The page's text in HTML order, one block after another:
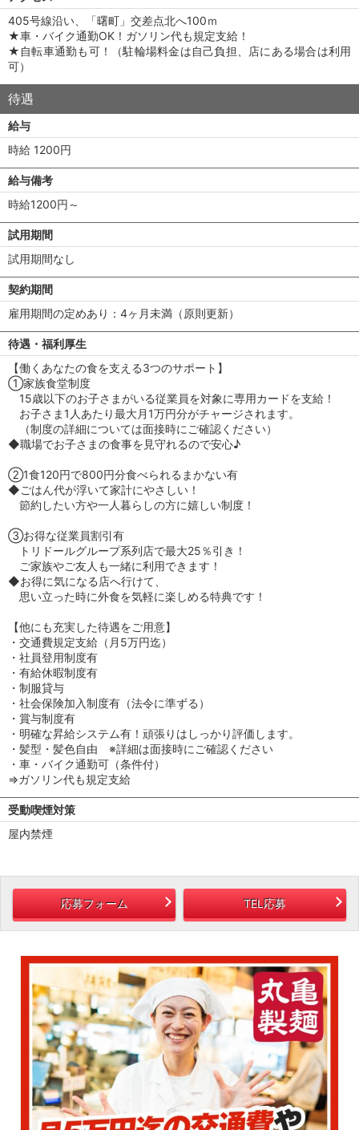
405号線沿い、「曙町」交差点北へ100ｍ
★車・バイク通勤OK！ガソリン代も規定支給！
★自転車通勤も可！（駐輪場料金は自己負担、店にある場合は利用
可）
待遇
給与
時給 1200円
給与備考
時給1200円～
試用期間
試用期間なし
契約期間
雇用期間の定めあり：4ヶ月未満（原則更新）
待遇・福利厚生
【働くあなたの食を支える3つのサポート】
①家族食堂制度
15歳以下のお子さまがいる従業員を対象に専用カードを支給！
お子さま1人あたり最大月1万円分がチャージされます。
（制度の詳細については面接時にご確認ください）
◆職場でお子さまの食事を見守れるので安心♪
②1食120円で800円分食べられるまかない有
◆ごはん代が浮いて家計にやさしい！
節約したい方や一人暮らしの方に嬉しい制度！
③お得な従業員割引有
トリドールグループ系列店で最大25％引き！
ご家族やご友人も一緒に利用できます！
◆お得に気になる店へ行けて、
思い立った時に外食を気軽に楽しめる特典です！
【他にも充実した待遇をご用意】
・交通費規定支給（月5万円迄）
・社員登用制度有
・有給休暇制度有
・制服貸与
・社会保険加入制度有（法令に準ずる）
・賞与制度有
・明確な昇給システム有！頑張りはしっかり評価します。
・髪型・髪色自由 ※詳細は面接時にご確認ください
・車・バイク通勤可（条件付）
⇒ガソリン代も規定支給
受動喫煙対策
屋内禁煙
応募フォーム TEL応募